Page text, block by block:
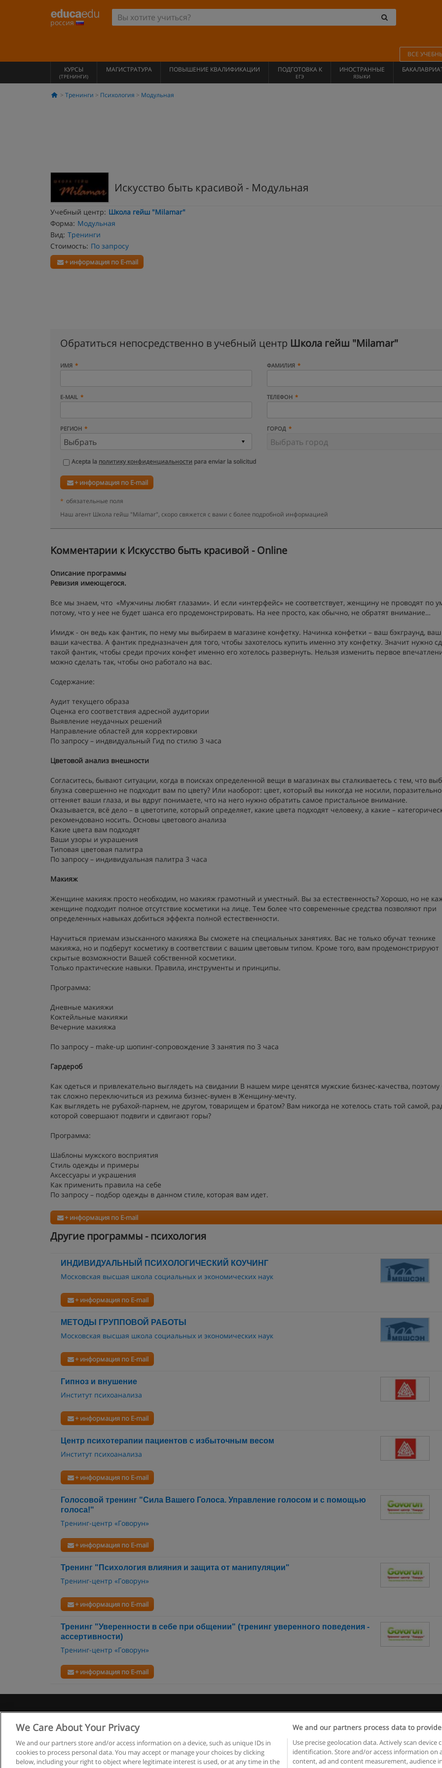
россия
ВСЕ
КУРСЫ
(ТРЕНИНГИ)
МАГИСТРАТУРА ПОВЫШЕНИЕ КВАЛИФИКАЦИИ ПОДГОТОВКА К
ЕГЭ
ИНОСТРАННЫЕ
ЯЗЫКИ
Тренинги Психология Модульная
Искусство быть красивой - Модульная
Учебный центр: Школа гейш "Milamar"
Форма: Модульная
Вид: Тренинги
Стоимость: По запросу
+ информация по E-mail
Обратиться непосредственно в учебный центр Школа гейш "Milamar"
ИМЯ ФАМИЛИЯ
E-MAIL ТЕЛЕФОН
РЕГИОН ГОРОД
Acepta la политику конфиденциальности para enviar la solicitud
+ информация по E-mail
* обязательные поля
Наш агент Школа гейш "Milamar", скоро свяжется с вами с более подробной информацией
Kомментарии к Искусство быть красивой - Online
Описание программы
Ревизия имеющегося.
Все мы знаем, что «Мужчины любят глазами». И если «интерфейс» не соответствует, женщину не проводят по
потому, что у нее не будет шанса его продемонстрировать. На нее просто, как обычно, не обратят внимание…
Имидж - он ведь как фантик, по нему мы выбираем в магазине конфетку. Начинка конфетки – ваш бэкграунд,
ваши качества. А фантик предназначен для того, чтобы захотелось купить именно эту конфетку. Значит нужно
такой фантик, чтобы среди прочих конфет именно его хотелось развернуть. Нельзя изменить первое
можно сделать так, чтобы оно работало на вас.
Содержание:
Аудит текущего образа
Оценка его соответствия адресной аудитории
Выявление неудачных решений
Направление областей для корректировки
По запросу – индвидуальный Гид по стилю 3 часа
Цветовой анализ внешности
Согласитесь, бывают ситуации, когда в поисках определенной вещи в магазинах вы сталкиваетесь с тем, что
блузка совершенно не подходит вам по цвету? Или наоборот: цвет, который вы никогда не носили, поразительно
оттеняет ваши глаза, и вы вдруг понимаете, что на него нужно обратить самое пристальное внимание.
Оказывается, всё дело – в цветотипе, который определяет, какие цвета подходят человеку, а какие –
рекомендовано носить. Основы цветового анализа
Какие цвета вам подходят
Ваши узоры и украшения
Типовая цветовая палитра
По запросу – индивидуальная палитра 3 часа
Макияж
Женщине макияж просто необходим, но макияж грамотный и уместный. Вы за естественность? Хорошо, но не
женщине подходит полное отсутствие косметики на лице. Тем более что современные средства позволяют при
определенных навыках добиться эффекта полной естественности.
Научиться приемам изысканного макияжа Вы сможете на специальных занятиях. Вас не только обучат технике
макияжа, но и подберут косметику в соответствии с вашим цветовым типом. Кроме того, вам продемонстрируют
скрытые возможности Вашей собственной косметики.
Только практические навыки. Правила, инструменты и принципы.
Программа:
Дневные макияжи
Коктейльные макияжи
Вечерние макияжа
По запросу – make-up шопинг-сопровождение 3 занятия по 3 часа
Гардероб
Как одеться и привлекательно выглядеть на свидании В нашем мире ценятся мужские бизнес-качества,
так сложно переключиться из режима бизнес-вумен в Женщину-мечту.
Как выглядеть не рубахой-парнем, не другом, товарищем и братом? Вам никогда не хотелось стать той самой,
которой совершают подвиги и сдвигают горы?
Программа:
Шаблоны мужского восприятия
Стиль одежды и примеры
Аксессуары и украшения
Как применить правила на себе
По запросу – подбор одежды в данном стиле, которая вам идет.
+ информация по E-mail
Другие программы - психология
ИНДИВИДУАЛЬНЫЙ ПСИХОЛОГИЧЕСКИЙ КОУЧИНГ
Московская высшая школа социальных и экономических наук
+ информация по E-mail
МЕТОДЫ ГРУППОВОЙ РАБОТЫ
Московская высшая школа социальных и экономических наук
+ информация по E-mail
Гипноз и внушение
Институт психоанализа
+ информация по E-mail
Центр психотерапии пациентов с избыточным весом
Институт психоанализа
+ информация по E-mail
Голосовой тренинг "Сила Вашего Голоса. Управление голосом и с помощью
голоса!"
Тренинг-центр «Говорун»
+ информация по E-mail
Тренинг "Психология влияния и защита от манипуляции"
Тренинг-центр «Говорун»
+ информация по E-mail
Тренинг "Уверенности в себе при общении" (тренинг уверенного поведения -
ассертивности)
Тренинг-центр «Говорун»
+ информация по E-mail
Copyright © Educaedu Business S.L. - CIF : B-95610580: -www.educaedu.ru
We Care About Your Privacy
We and our partners store and/or access information on a device, such as unique IDs in
cookies to process personal data. You may accept or manage your choices by clicking
below, including your right to object where legitimate interest is used, or at any time in the
We and our partners process data to
Use precise geolocation data. Actively scan device
identification. Store and/or access information on
content, ad and content measurement, audience